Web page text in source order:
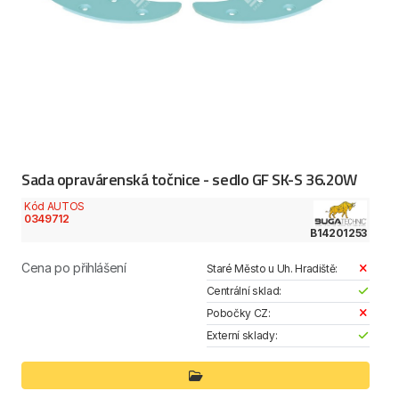
Sada opravárenská točnice - sedlo GF SK-S 36.20W
Kód AUTOS
0349712
B14201253
Cena po přihlášení
Staré Město u Uh. Hradiště:
Centrální sklad:
Pobočky CZ:
Externí sklady: